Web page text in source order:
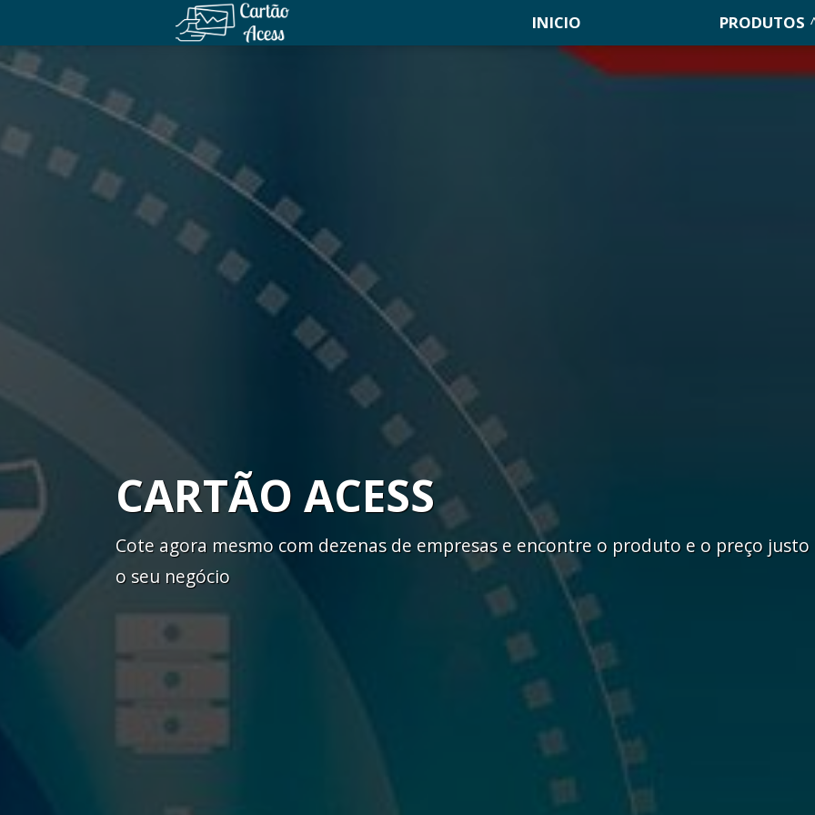
INICIO PRODUTOS
CARTÃO ACESS
Cote agora mesmo com dezenas de empresas e encontre o produto e o preço justo
o seu negócio